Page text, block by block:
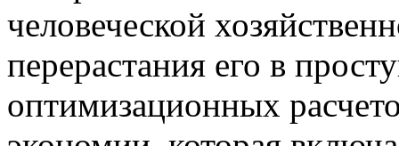
человеческой
перерастания его в
оптимизационных